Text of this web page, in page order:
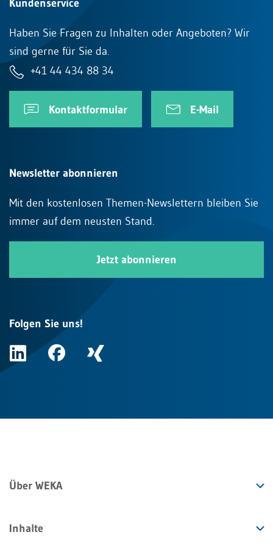
Kundenservice
Haben Sie Fragen zu Inhalten oder Angeboten? Wir
sind gerne für Sie da.
+41 44 434 88 34
Kontaktformular E-Mail
Newsletter abonnieren
Mit den kostenlosen Themen-Newslettern bleiben Sie
immer auf dem neusten Stand.
Jetzt abonnieren
Folgen Sie uns!
Über WEKA
Inhalte